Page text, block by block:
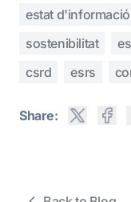
estat
sostenibilitat
csrd
esrs
Share: